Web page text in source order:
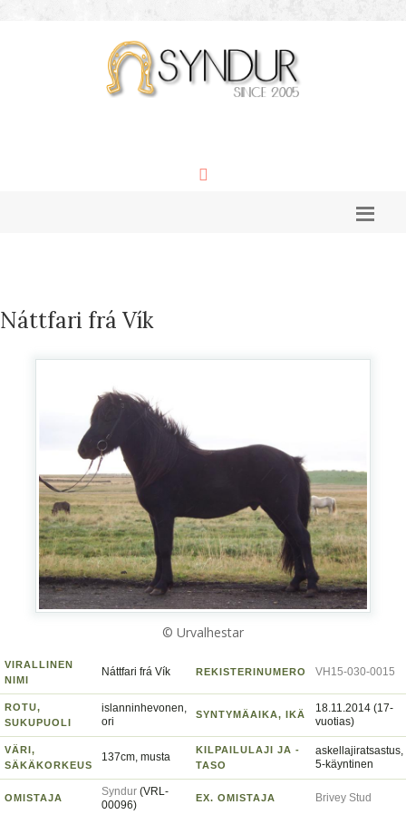
Náttfari frá Vík
© Urvalhestar
VIRALLINEN
NIMI
Náttfari frá Vík REKISTERINUMERO VH15-030-0015
ROTU,
SUKUPUOLI
islanninhevonen,
ori
SYNTYMÄAIKA, IKÄ
18.11.2014 (17-
vuotias)
VÄRI,
SÄKÄKORKEUS
137cm, musta
KILPAILULAJI JA -
TASO
askellajiratsastus,
5-käyntinen
OMISTAJA Syndur (VRL-
00096)
EX. OMISTAJA Brivey Stud